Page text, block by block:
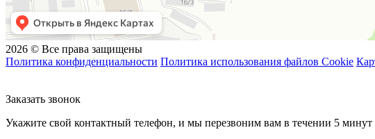
2026 © Все права защищены
Политика конфиденциальности Политика использования файлов Cookie
Заказать звонок
Укажите свой контактный телефон, и мы перезвоним вам в течении 5 минут